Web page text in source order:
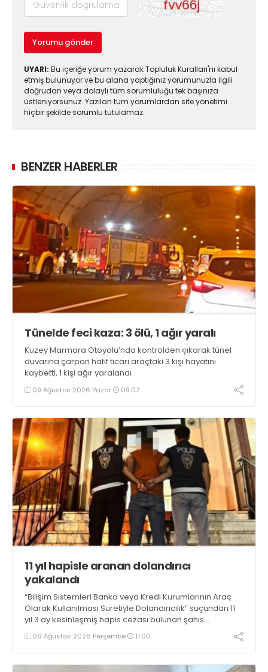
Yorumu gönder
UYARI: Bu içeriğe yorum yazarak Topluluk Kuralları'nı kabul
etmiş bulunuyor ve bu alana yaptığınız yorumunuzla ilgili
doğrudan veya dolaylı tüm sorumluluğu tek başınıza
üstleniyorsunuz. Yazılan tüm yorumlardan site yönetimi
hiçbir şekilde sorumlu tutulamaz.
BENZER HABERLER
Tünelde feci kaza: 3 ölü, 1 ağır yaralı
Kuzey Marmara Otoyolu’nda kontrolden çıkarak tünel
duvarına çarpan hafif ticari araçtaki 3 kişi hayatını
kaybetti, 1 kişi ağır yaralandı
09 Ağustos 2026 Pazar 09:07
11 yıl hapisle aranan dolandırıcı
yakalandı
“Bilişim Sistemleri Banka veya Kredi Kurumlarının Araç
Olarak Kullanılması Suretiyle Dolandırıcılık” suçundan 11
yıl 3 ay kesinleşmiş hapis cezası bulunan şahıs
yakalandı
06 Ağustos 2026 Perşembe 11:00